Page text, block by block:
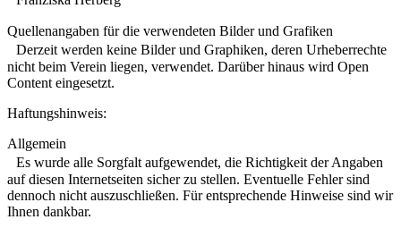
Quellenangaben für die verwendeten Bilder und Grafiken
Derzeit werden keine Bilder und Graphiken, deren Urheberrechte
nicht beim Verein liegen, verwendet. Darüber hinaus wird Open
Content eingesetzt.
Haftungshinweis:
Allgemein
Es wurde alle Sorgfalt aufgewendet, die Richtigkeit der Angaben
auf diesen Internetseiten sicher zu stellen. Eventuelle Fehler sind
dennoch nicht auszuschließen. Für entsprechende Hinweise sind wir
Ihnen dankbar.